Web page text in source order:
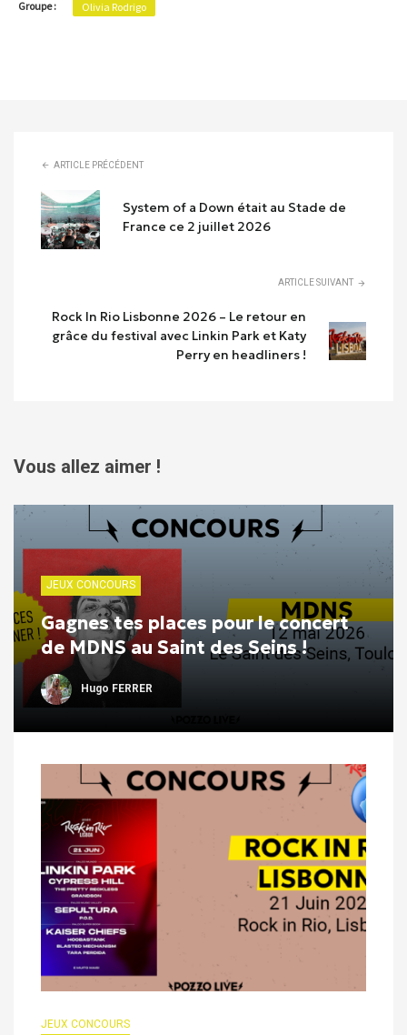
Groupe : Olivia Rodrigo
ARTICLE PRÉCÉDENT
System of a Down était au Stade de
France ce 2 juillet 2026
ARTICLE SUIVANT
Rock In Rio Lisbonne 2026 – Le retour en
grâce du festival avec Linkin Park et Katy
Perry en headliners !
Vous allez aimer !
JEUX CONCOURS
Gagnes tes places pour le concert
de MDNS au Saint des Seins !
Hugo FERRER
JEUX CONCOURS